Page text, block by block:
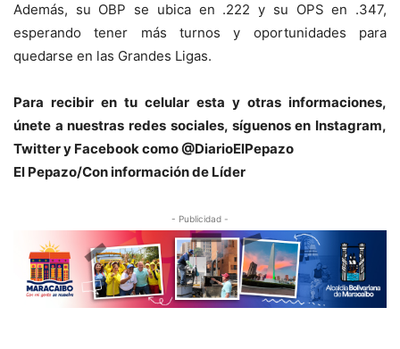
Además, su OBP se ubica en .222 y su OPS en .347,
esperando tener más turnos y oportunidades para
quedarse en las Grandes Ligas.
Para recibir en tu celular esta y otras informaciones,
únete a nuestras redes sociales, síguenos en Instagram,
Twitter y Facebook como @DiarioElPepazo
El Pepazo/Con información de Líder
- Publicidad -